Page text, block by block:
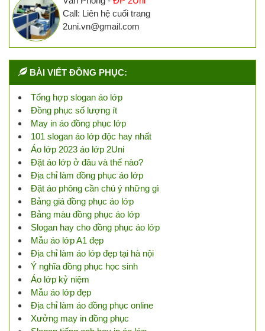
Call: Liên hệ cuối trang
2uni.vn@gmail.com
BÀI VIẾT ĐỒNG PHỤC:
Tổng hợp slogan áo lớp
Đồng phục số lượng ít
May in áo đồng phục lớp
101 slogan áo lớp độc hay nhất
Áo lớp 2023 áo lớp 2Uni
Đặt áo lớp ở đâu và thế nào?
Địa chỉ làm đồng phục áo lớp
Đặt áo phông cần chú ý những gì
Bảng giá đồng phục áo lớp
Bảng màu đồng phục áo lớp
Slogan hay cho đồng phục áo lớp
Mẫu áo lớp A1 đẹp
Địa chỉ làm áo lớp đẹp tại hà nội
Ý nghĩa đồng phục học sinh
Áo lớp kỷ niệm
Mẫu áo lớp đẹp
Địa chỉ làm áo đồng phục online
Xưởng may in đồng phục